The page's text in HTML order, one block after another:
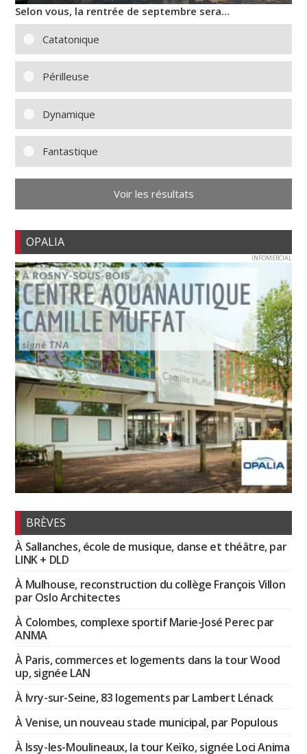
Selon vous, la rentrée de septembre sera…
Catatonique
Périlleuse
Dynamique
Fantastique
Voir les résultats
OPALIA
INFOMERCIAL
BRÈVES
À Sallanches, école de musique, danse et théâtre, par
LINK + DLD
À Mulhouse, reconstruction du collège François Villon
par Oslo Architectes
À Colombes, complexe sportif Marie-José Perec par
ANMA
À Paris, commerces et logements dans la tour Wood
up, signée LAN
À Ivry-sur-Seine, 83 logements par Lambert Lénack
À Venise, un nouveau stade municipal, par Populous
À Issy-les-Moulineaux, la tour Keïko, signée Loci Anima